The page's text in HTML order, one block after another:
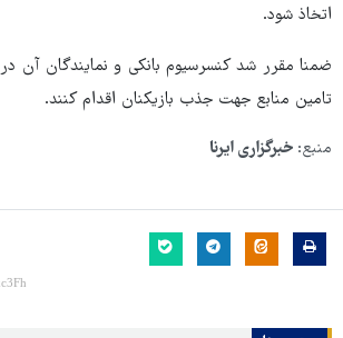
اتخاذ شود.
ضمنا مقرر شد کنسرسیوم بانکی و نمایندگان آن
تامین منابع جهت جذب بازیکنان اقدام کنند.
منبع: خبرگزاری ایرنا